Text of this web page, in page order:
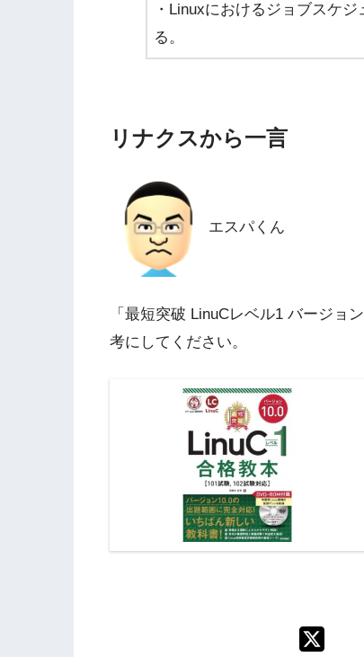
・Linuxにおけるジョブスケ
る。
リナクスから一言
エスパくん
「最短突破 LinuCレベル1 バージョ
考にしてください。